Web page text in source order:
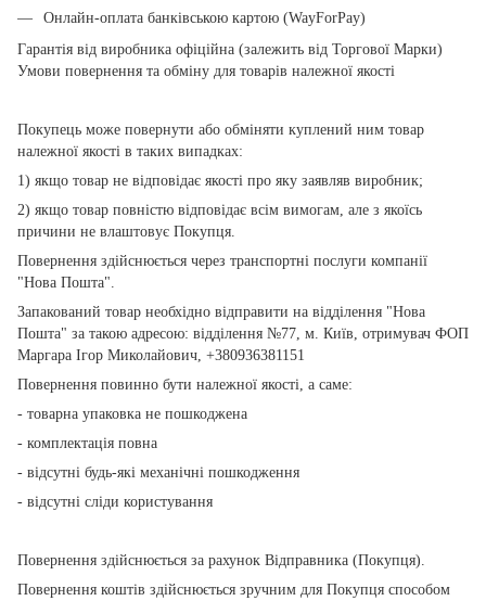
Онлайн-оплата банківською картою (WayForPay)
Гарантія від виробника офіційна (залежить від Торгової Марки)
Умови повернення та обміну для товарів належної якості
Покупець може повернути або обміняти куплений ним товар
належної якості в таких випадках:
1) якщо товар не відповідає якості про яку заявляв виробник;
2) якщо товар повністю відповідає всім вимогам, але з якоїсь
причини не влаштовує Покупця.
Повернення здійснюється через транспортні послуги компанії
"Нова Пошта".
Запакований товар необхідно відправити на відділення "Нова
Пошта" за такою адресою: відділення №77, м. Київ, отримувач ФОП
Маргара Ігор Миколайович, +380936381151
Повернення повинно бути належної якості, а саме:
- товарна упаковка не пошкоджена
- комплектація повна
- відсутні будь-які механічні пошкодження
- відсутні сліди користування
Повернення здійснюється за рахунок Відправника (Покупця).
Повернення коштів здійснюється зручним для Покупця способом